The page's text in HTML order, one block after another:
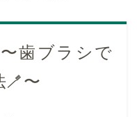
歯ブラシで
🪥〜